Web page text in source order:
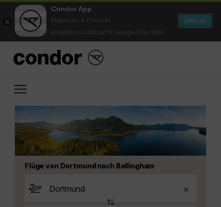
Condor App
Flugsuche & Check-in
kostenlos Download im Google Play Store
öffnen
Flüge von Dortmund nach Bellingham